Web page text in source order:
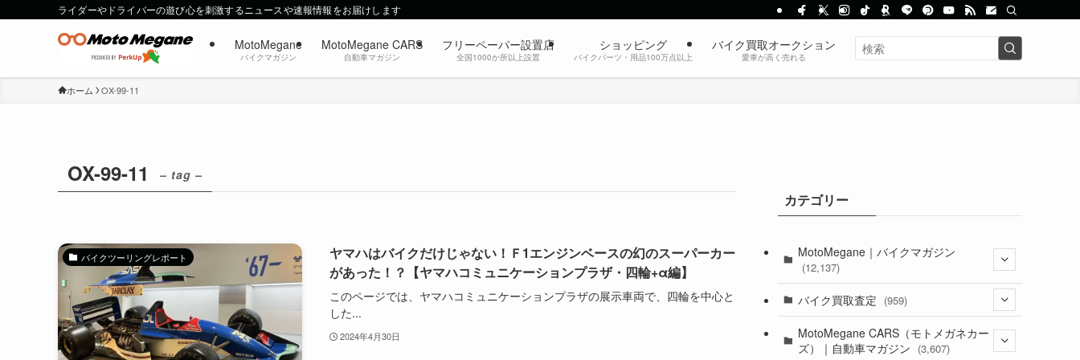
ライダーやドライバーの遊び心を刺激するニュースや速報情報をお届けします
MotoMegane
バイクマガジン
MotoMegane CARS
自動車マガジン
フリーペーパー設置店
全国1000か所以上設置
ショッピング
バイクパーツ・用品100万点以上
バイク買取オークション
愛車が高く売れる
ホーム OX-99-11
OX-99-11 – tag –
バイクツーリングレポート
ヤマハはバイクだけじゃない！Ｆ1エンジンベースの幻のスーパーカー
があった！？【ヤマハコミュニケーションプラザ・四輪+α編】
このページでは、ヤマハコミュニケーションプラザの展示車両で、四輪を中心と
した...
2024年4月30日
カテゴリー
MotoMegane｜バイクマガジン
(12,137)
(44)
バイク買取査定 (959)
(352)
MotoMegane CARS（モトメガネカー
ズ）｜自動車マガジン (3,607)